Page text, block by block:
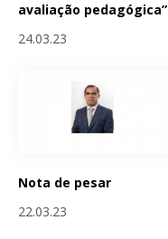
avaliação pedagógica”
24.03.23
Nota de pesar
22.03.23